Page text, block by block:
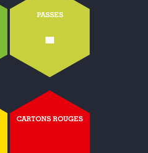
PASSES
-
CARTONS ROUGES